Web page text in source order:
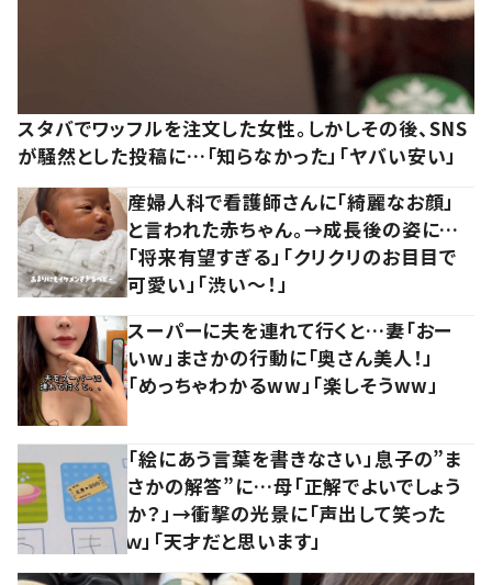
スタバでワッフルを注文した女性。しかしその後、SNS
が騒然とした投稿に…「知らなかった」「ヤバい安い」
産婦人科で看護師さんに「綺麗なお顔」
と言われた赤ちゃん。→成長後の姿に…
「将来有望すぎる」「クリクリのお目目で
可愛い」「渋い～！」
スーパーに夫を連れて行くと…妻「おー
いw」まさかの行動に「奥さん美人！」
「めっちゃわかるww」「楽しそうww」
「絵にあう言葉を書きなさい」息子の”ま
さかの解答”に…母「正解でよいでしょう
か？」→衝撃の光景に「声出して笑った
ｗ」「天才だと思います」